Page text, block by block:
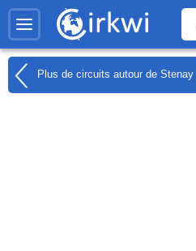
Plus de circuits autour de Stenay